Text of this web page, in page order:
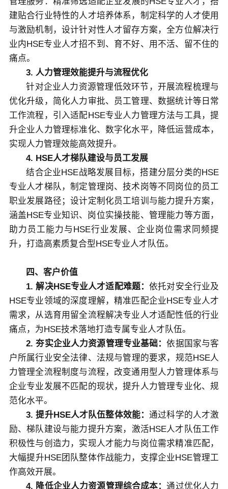
建贴合行业特性的人才培养体系，制定科学的人才使用
与激励机制，设计针对性人才留存方案，全方位解决行
业内HSE专业人才招不到、育不好、用不活、留不住的
痛点。
3. 人力管理效能提升与流程优化
针对企业人力资源管理低效环节，开展流程梳理与
优化升级，简化人力审批、员工管理、数据统计等日常
工作流程，引入适配HSE专业人力管理方法与工具，提
升企业人力管理标准化、数字化水平，降低运营成本，
实现人力管理效能高效提升。
4. HSE人才梯队建设与员工发展
结合企业HSE战略发展目标，搭建分层分类的HSE
专业人才梯队，制定管理岗、技术岗等不同岗位的员工
职业发展路径；设计定制化员工培训与能力提升方案，
涵盖HSE专业知识、岗位实操技能、管理能力等方面，
助力员工能力与HSE行业发展、企业岗位需求同频提
升，打造高素质复合型HSE专业人才队伍。
四、客户价值
1. 解决HSE专业人才适配难题：依托对安全行业及
HSE专业领域的深度理解，精准匹配企业HSE专业人才
需求，从选育用留全流程解决专业人才适配性低的行业
痛点，为HSE技术落地打造专属专业人才队伍。
2. 夯实企业人力资源管理专业基础：依据国家与客
户所属行业安全法律、法规与管理的要求，规范HSE人
力管理全流程制度与流程，改变通用型人力管理体系与
企业专业发展不匹配的现状，提升人力管理专业化、规
范化水平。
3. 提升HSE人才队伍整体效能：通过科学的人才激
励、梯队建设与能力提升方案，激活HSE人才队伍工作
积极性与创造力，实现人才能力与岗位需求精准匹配，
大幅提升HSE团队整体作战能力，支撑企业HSE管理工
作高效开展。
4. 降低企业人力资源管理综合成本：通过优化人力